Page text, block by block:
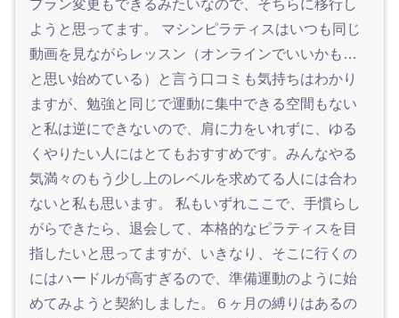
プラン変更もできるみたいなので、そちらに移行し
ようと思ってます。 マシンピラティスはいつも同じ
動画を見ながらレッスン（オンラインでいいかも…
と思い始めている）と言う口コミも気持ちはわかり
ますが、勉強と同じで運動に集中できる空間もない
と私は逆にできないので、肩に力をいれずに、ゆる
くやりたい人にはとてもおすすめです。みんなやる
気満々のもう少し上のレベルを求めてる人には合わ
ないと私も思います。 私もいずれここで、手慣らし
がらできたら、退会して、本格的なピラティスを目
指したいと思ってますが、いきなり、そこに行くの
にはハードルが高すぎるので、準備運動のように始
めてみようと契約しました。６ヶ月の縛りはあるの